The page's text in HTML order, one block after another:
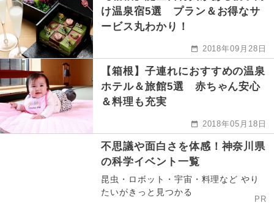
け温泉宿5選 プラン＆お得なサ
ービス丸わかり！
2018年09月28日
【箱根】子連れにおすすめの温泉
ホテル＆旅館5選 赤ちゃん安心
＆料理も充実
2018年05月18日
不思議や面白さを体感！神奈川県
の科学イベント一覧
昆虫・ロボット・宇宙・料理など やり
たいがきっと見つかる
PR